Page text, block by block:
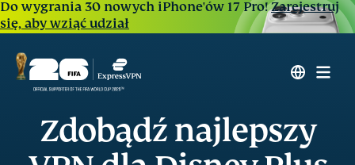
Do wygrania 30 nowych iPhone'ów 17 Pro!Zarejestruj
się, aby wziąć udział
Zdobądź najlepszy